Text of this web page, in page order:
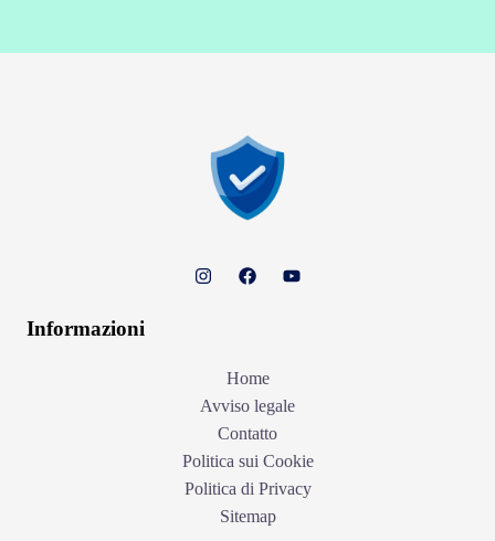
Informazioni
Home
Avviso legale
Contatto
Politica sui Cookie
Politica di Privacy
Sitemap